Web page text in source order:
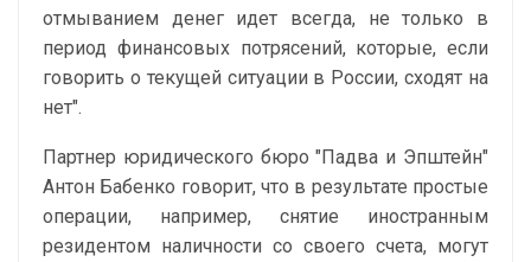
отмыванием денег идет всегда, не только в
период финансовых потрясений, которые, если
говорить о текущей ситуации в России, сходят на
нет".
Партнер юридического бюро "Падва и Эпштейн"
Антон Бабенко говорит, что в результате простые
операции, например, снятие иностранным
резидентом наличности со своего счета, могут